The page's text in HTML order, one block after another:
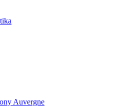
Auvergne